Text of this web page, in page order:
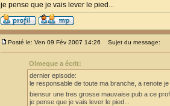
je pense que je vais lever le pied...
Posté le: Ven 09 Fév 2007 14:26 Sujet du message:
Olmeque a écrit:
dernier episode:
le responsable de toute ma branche, a renote
biensur une tres grosse mauvaise pub a ce
je pense que je vais lever le pied...